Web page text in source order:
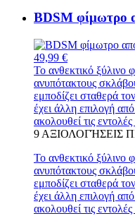
BDSM φίμωτρο
49,99 €
Το ανθεκτικό ξύλινο
ανυπότακτους
εμποδίζει σταθερά
έχει άλλη επιλογή
ακολουθεί τις
9 ΑΞΙΟΛΟΓΉΣΕΙΣ
Το ανθεκτικό ξύλινο
ανυπότακτους
εμποδίζει σταθερά
έχει άλλη επιλογή
ακολουθεί τις